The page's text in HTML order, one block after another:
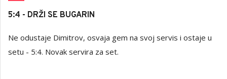
5:4 - DRŽI SE BUGARIN
Ne odustaje Dimitrov, osvaja gem na svoj servis i ostaje u
setu - 5:4. Novak servira za set.